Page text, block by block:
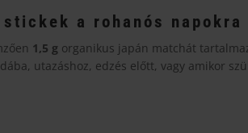
van.
változatok
a rohanós napokra
1,5 g organikus japán matchát
utazáshoz, edzés előtt, vagy amikor